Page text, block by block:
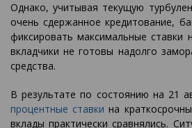
Однако, учитывая текущую
очень сдержанное кредитование,
фиксировать максимальные ставки
вкладчики не готовы надолго
средства.
В результате по состоянию на 21
процентные ставки на
вклады практически сравнялись.